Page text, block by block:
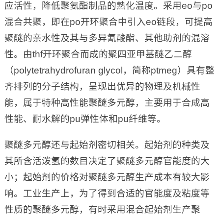
应活性，降低聚氨酯制品的熟化温度。采用eo与po
混合共聚，即在po开环聚合中引入eo链段，可提高
聚醚的亲水性及其与多异氰酸酯、其他助剂的混溶
性。由thf开环聚合而成的聚四亚甲基醚乙二醇
（polytetrahydrofuran glycol，简称ptmeg）具有整
齐排列的分子结构，呈现出优异的物理及机械性
能，属于特种高性能聚醚多元醇，主要用于合成高
性能、耐水解的pu弹性体和pu纤维等。
聚醚多元醇还与起始剂密切相关。起始剂的种类及
其所含活泼氢的数目决定了聚醚多元醇官能度的大
小；起始剂的价格对聚醚多元醇生产成本有较大影
响。工业生产上，为了得到合适的官能度及粘度等
性质的聚醚多元醇，有时采用混合起始剂生产聚